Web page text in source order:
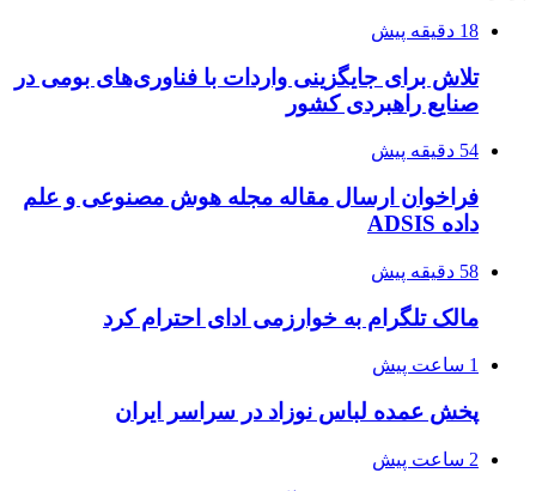
18 دقیقه پیش
تلاش برای جایگزینی واردات با فناوری‌های بومی در
صنایع راهبردی کشور
54 دقیقه پیش
فراخوان ارسال مقاله مجله هوش مصنوعی و علم
داده ADSIS
58 دقیقه پیش
مالک تلگرام به خوارزمی ادای احترام کرد
1 ساعت پیش
پخش عمده لباس نوزاد در سراسر ایران
2 ساعت پیش